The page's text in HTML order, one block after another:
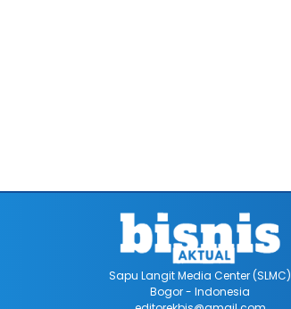
Sapu Langit Media Center (SLMC)
Bogor - Indonesia